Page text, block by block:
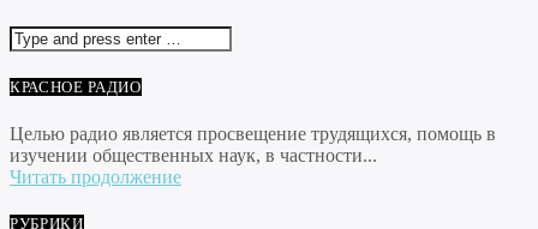
КРАСНОЕ РАДИО
Целью радио является просвещение трудящихся, помощь в
изучении общественных наук, в частности...
Читать продолжение
РУБРИКИ